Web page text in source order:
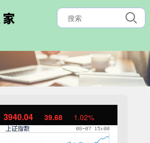
3940.04 39.68 1.02%